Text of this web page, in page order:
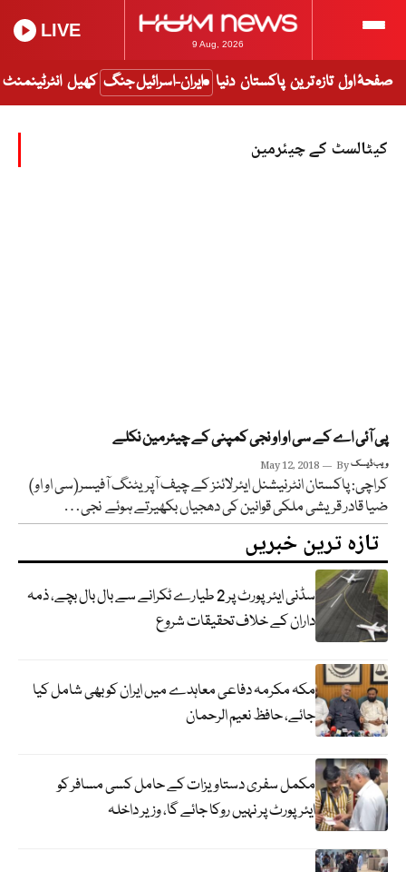
9 Aug, 2026
LIVE
صفحۂ اول تازہ ترین پاکستان دنیا ایران-اسرائیل جنگ کھیل انٹرٹینمنٹ
کیٹالسٹ کے چیئرمین
پی آئی اے کے سی او او نجی کمپنی کے چیئرمین نکلے
May 12, 2018 Byویب ڈیسک
کراچی: پاکستان انٹرنیشنل ایئرلائنز کے چیف آپریٹنگ آفیسر(سی او او)
ضیا قادر قریشی ملکی قوانین کی دھجیاں بکھیرتے ہوئے نجی…
تازہ ترین خبریں
سڈنی ایئرپورٹ پر 2 طیارے ٹکرانے سے بال بال بچے، ذمہ
داران کے خلاف تحقیقات شروع
مکہ مکرمہ دفاعی معاہدے میں ایران کو بھی شامل کیا
جائے، حافظ نعیم الرحمان
مکمل سفری دستاویزات کے حامل کسی مسافر کو
ایئرپورٹ پر نہیں روکا جائے گا، وزیر داخلہ